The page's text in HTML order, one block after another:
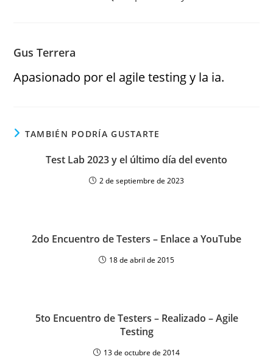
Gus Terrera
Apasionado por el agile testing y la ia.
TAMBIÉN PODRÍA GUSTARTE
Test Lab 2023 y el último día del evento
2 de septiembre de 2023
2do Encuentro de Testers – Enlace a YouTube
18 de abril de 2015
5to Encuentro de Testers – Realizado – Agile
Testing
13 de octubre de 2014